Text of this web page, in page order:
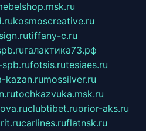
kosmoscreative.ru
tiffany-c.ru
галактика73.рф
fotsis.rutesiaes.ru
kazan.rumossilver.ru
tochkazvuka.msk.ru
clubtibet.ruorior-aks.ru
carlines.ruflatnsk.ru